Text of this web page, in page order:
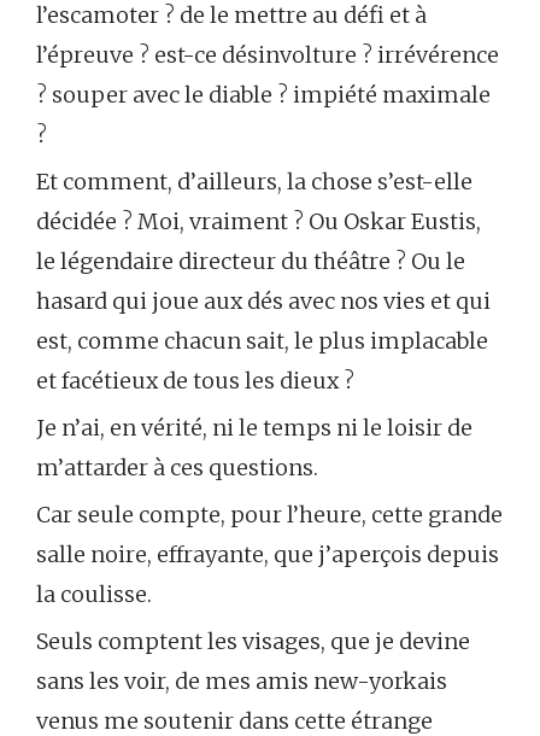
l’escamoter ? de le mettre au défi et à
l’épreuve ? est-ce désinvolture ? irrévérence
? souper avec le diable ? impiété maximale
?
Et comment, d’ailleurs, la chose s’est-elle
décidée ? Moi, vraiment ? Ou Oskar Eustis,
le légendaire directeur du théâtre ? Ou le
hasard qui joue aux dés avec nos vies et qui
est, comme chacun sait, le plus implacable
et facétieux de tous les dieux ?
Je n’ai, en vérité, ni le temps ni le loisir de
m’attarder à ces questions.
Car seule compte, pour l’heure, cette grande
salle noire, effrayante, que j’aperçois depuis
la coulisse.
Seuls comptent les visages, que je devine
sans les voir, de mes amis new-yorkais
venus me soutenir dans cette étrange